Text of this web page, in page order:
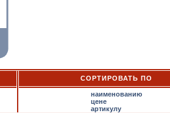
СОРТИРОВАТЬ ПО
наименованию
цене
артикулу